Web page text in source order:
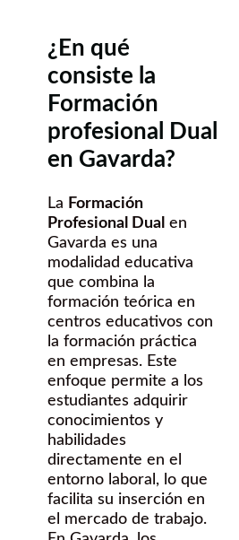
¿En qué
consiste la
Formación
profesional Dual
en Gavarda?
La Formación
Profesional Dual en
Gavarda es una
modalidad educativa
que combina la
formación teórica en
centros educativos con
la formación práctica
en empresas. Este
enfoque permite a los
estudiantes adquirir
conocimientos y
habilidades
directamente en el
entorno laboral, lo que
facilita su inserción en
el mercado de trabajo.